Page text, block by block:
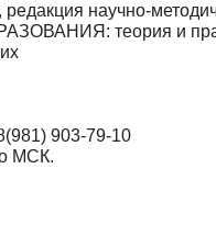
научно-
теория и
903-79-10
МСК.